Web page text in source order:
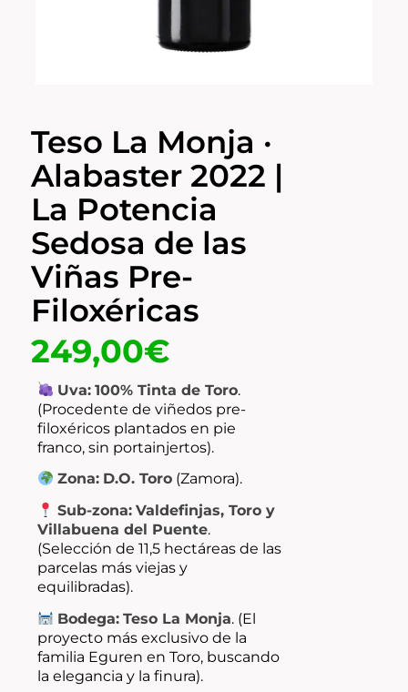
Teso La Monja ·
Alabaster 2022 |
La Potencia
Sedosa de las
Viñas Pre-
Filoxéricas
249,00€
Uva: 100% Tinta de Toro.
(Procedente de viñedos pre-
filoxéricos plantados en pie
franco, sin portainjertos).
Zona: D.O. Toro(Zamora).
Sub-zona: Valdefinjas, Toro y
Villabuena del Puente.
(Selección de 11,5 hectáreas de las
parcelas más viejas y
equilibradas).
Bodega: Teso La Monja. (El
proyecto más exclusivo de la
familia Eguren en Toro, buscando
la elegancia y la finura).